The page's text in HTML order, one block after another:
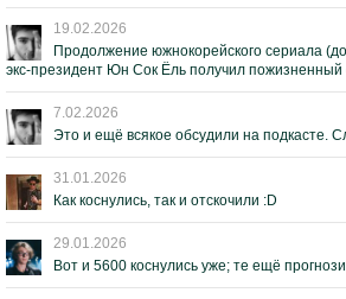
19.02.2026
Продолжение южнокорейского сериала
экс-президент Юн Сок Ёль получил
7.02.2026
Это и ещё всякое обсудили на подкасте.
31.01.2026
Как коснулись, так и отскочили :D
29.01.2026
Вот и 5600 коснулись уже; те ещё